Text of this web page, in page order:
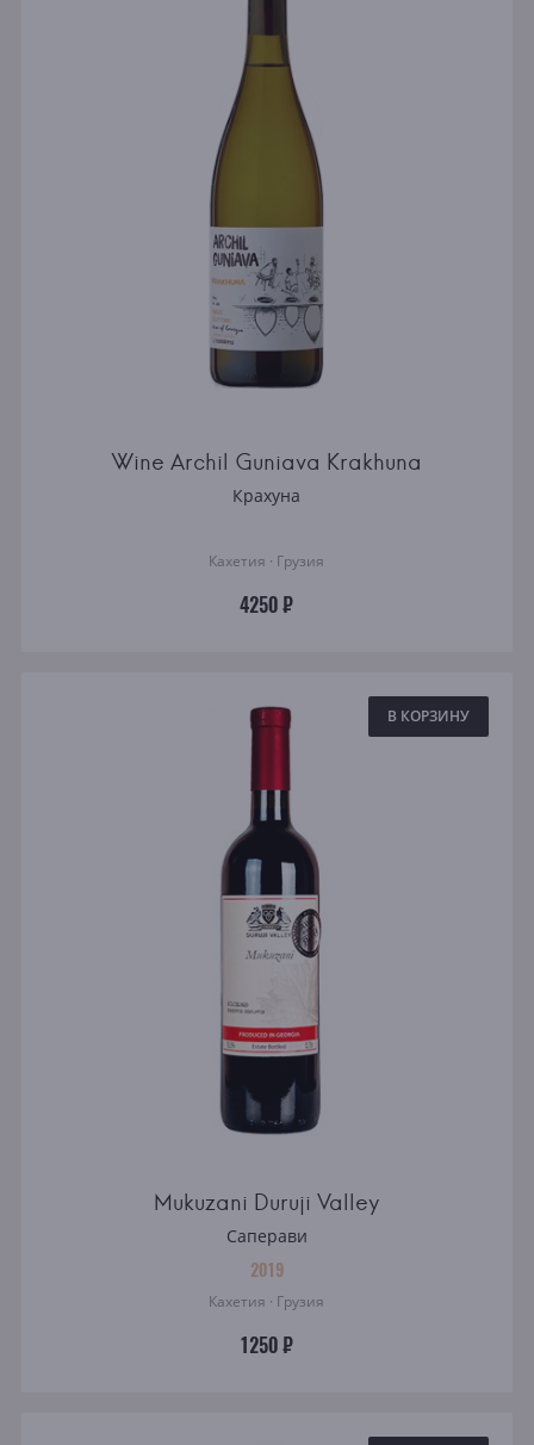
Wine Archil Guniava Krakhuna
Крахуна
Кахетия · Грузия
4250 ₽
В КОРЗИНУ
Mukuzani Duruji Valley
Саперави
2019
Кахетия · Грузия
1250 ₽